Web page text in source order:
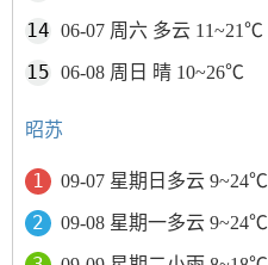
06-07 周六 多云 11~21℃
06-08 周日 晴 10~26℃
昭苏
09-07 星期日多云 9~24℃
09-08 星期一多云 9~24℃